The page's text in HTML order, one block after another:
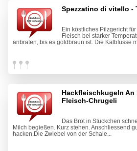
Spezzatino di vitello -
Ein köstliches Pilzgericht
Fleisch bei starker
anbraten, bis es goldbraun ist. Die Kalbfüsse
Hackfleischkugeln An
Fleisch-Chrugeli
Das Brot in Stückchen
Milch begießen. Kurz stehen. Anschliessend
hacken.Die Zwiebel von der Schale...